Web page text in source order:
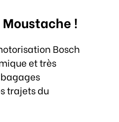
!
Bosch
et très
trajets du